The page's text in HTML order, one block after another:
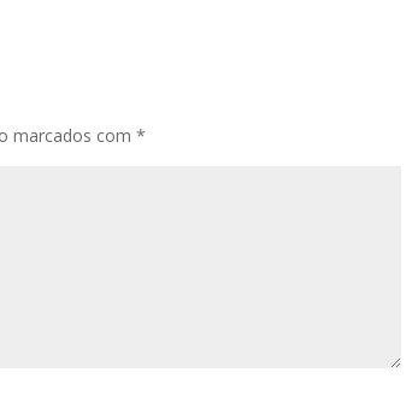
marcados com*